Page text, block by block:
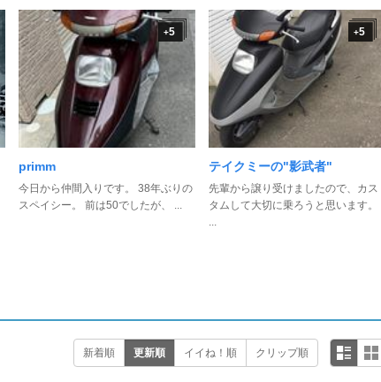
+5
primm
今日から仲間入りです。 38年ぶりの
スペイシー。 前は50でしたが、 ...
+5
テイクミーの"影武者"
先輩から譲り受けましたので、カス
タムして大切に乗ろうと思います。
...
新着順 更新順 イイね！順 クリップ順